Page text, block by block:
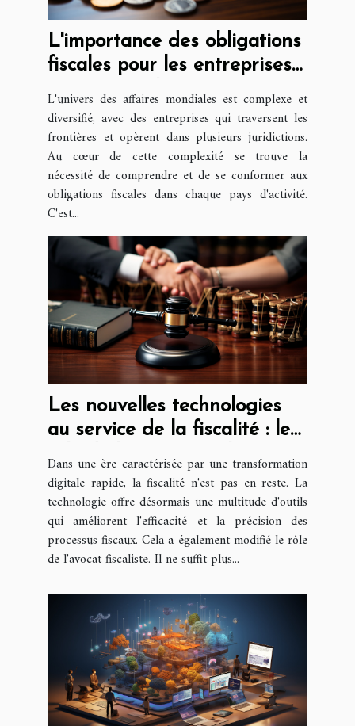
L'importance des obligations
fiscales pour les entreprises
L'univers des affaires mondiales est complexe et
diversifié, avec des entreprises qui traversent les
frontières et opèrent dans plusieurs juridictions.
Au cœur de cette complexité se trouve la
nécessité de comprendre et de se conformer aux
obligations fiscales dans chaque pays d'activité.
C'est...
Les nouvelles technologies
au service de la fiscalité : le
Dans une ère caractérisée par une transformation
digitale rapide, la fiscalité n'est pas en reste. La
technologie offre désormais une multitude d'outils
qui améliorent l'efficacité et la précision des
processus fiscaux. Cela a également modifié le rôle
de l'avocat fiscaliste. Il ne suffit plus...